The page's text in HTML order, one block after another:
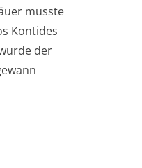
musste
Kontides
der